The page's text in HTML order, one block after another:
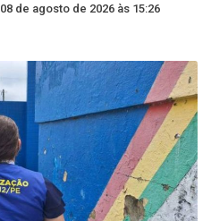
08 de agosto de 2026 às 15:26